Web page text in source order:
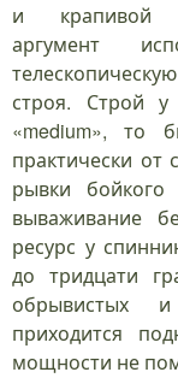
и
аргумент
строя. Строй
«medium», то
практически от
рывки
вываживание
ресурс у
до тридцати
обрывистых
приходится
мощности не